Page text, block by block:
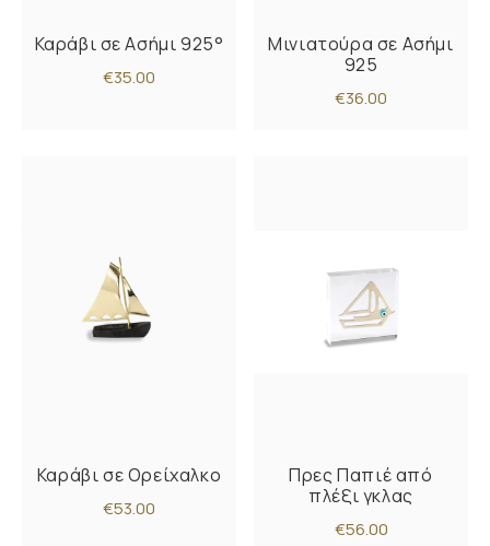
Καράβι σε Ασήμι 925°
€35.00
Μινιατούρα σε Ασήμι
925
€36.00
Καράβι σε Ορείχαλκο
€53.00
Πρες Παπιέ από
πλέξι γκλας
€56.00